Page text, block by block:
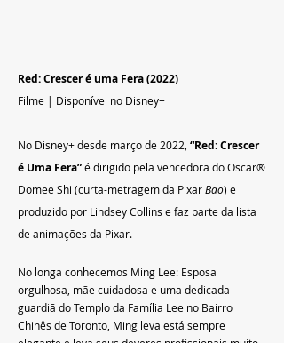
Red: Crescer é uma Fera (2022)
Filme | Disponível no Disney+
No Disney+ desde março de 2022, “Red: Crescer
é Uma Fera”é dirigido pela vencedora do Oscar®
Domee Shi (curta-metragem da Pixar Bao) e
produzido por Lindsey Collins e faz parte da lista
de animações da Pixar.
No longa conhecemos Ming Lee: Esposa
orgulhosa, mãe cuidadosa e uma dedicada
guardiã do Templo da Família Lee no Bairro
Chinês de Toronto, Ming leva está sempre